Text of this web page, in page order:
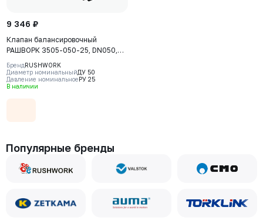
9 346 ₽
Клапан балансировочный
РАШВОРК 3505-050-25, DN050,
PN25, корпус - CW617N, клапан -
CW617N, уплотнение - PTFE, ВР/
ВР, BSPP
БрендRUSHWORK
Диаметр номинальныйДУ 50
Давление номинальноеРУ 25
В наличии
Популярные бренды